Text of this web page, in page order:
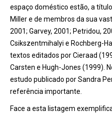
espaço doméstico estão, a
Miller e de membros da sua
2001; Garvey, 2001; Petridou,
Csikszentmihalyi e Rochberg-
textos editados por Cieraad
Carsten e Hugh-Jones (1999).
estudo publicado por Sandra
referência importante.
Face a esta listagem